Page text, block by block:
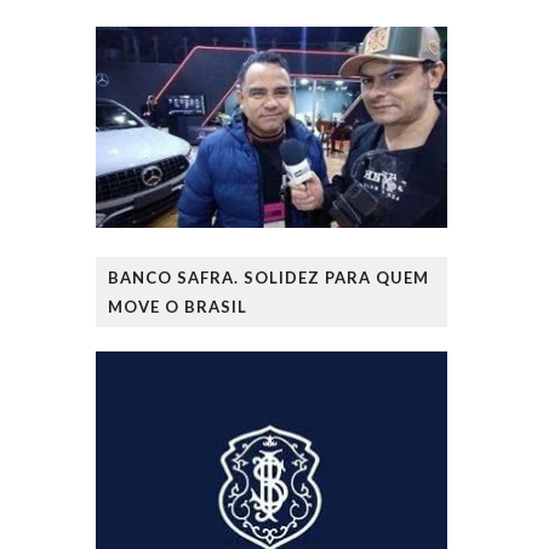
BANCO SAFRA. SOLIDEZ PARA QUEM
MOVE O BRASIL